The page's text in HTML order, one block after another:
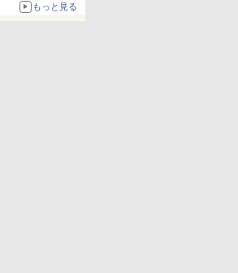
もっと見る